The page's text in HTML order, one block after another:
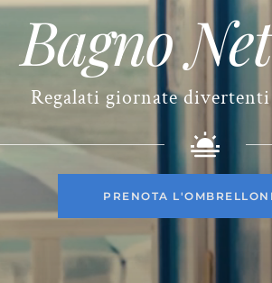
Bagno
Regalati giornate
PRENOTA